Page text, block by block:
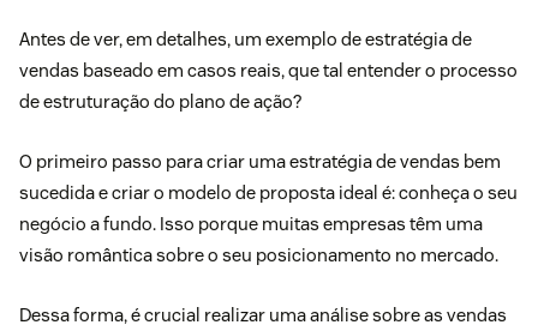
Antes de ver, em detalhes, um exemplo de estratégia de
vendas baseado em casos reais, que tal entender o processo
de estruturação do plano de ação?
O primeiro passo para criar uma estratégia de vendas bem
sucedida ecriar o modelo de proposta ideal é: conheça o seu
negócio a fundo. Isso porque muitas empresas têm uma
visão romântica sobre o seu posicionamento no mercado.
Dessa forma, é crucial realizar uma análise sobre as vendas